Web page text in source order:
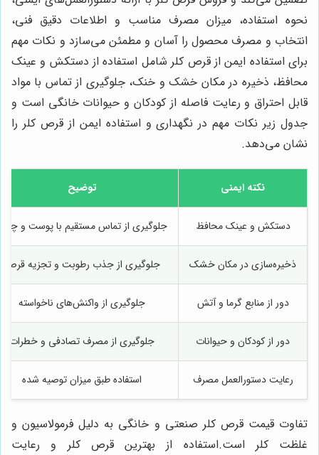
نحوه استفاده، میزان مصرف مناسب و اطلاعات دقیق فنی،
انتخاب و مصرف محصول را آسان و مطمئن می‌سازد و نکات مهم
برای استفاده ایمن از قرص کلر شامل استفاده از دستکش و عینک
محافظ، ذخیره در مکان خشک و خنک، جلوگیری از تماس با مواد
قابل احتراق و رعایت فاصله از کودکان و حیوانات خانگی است و
جدول زیر نکات مهم در نگهداری و استفاده ایمن از قرص کلر را
نشان می‌دهد.
نکته ایمنی توضیح
دستکش و عینک محافظ جلوگیری از تماس مستقیم با پوست و
ذخیره‌سازی در مکان خشک جلوگیری از جذب رطوبت و تجزیه قرص
دور از منابع گرما و آتش جلوگیری از واکنش‌های ناخواسته
دور از کودکان و حیوانات جلوگیری از مصرف تصادفی و خطرات
رعایت دستورالعمل مصرف استفاده طبق میزان توصیه شده
تفاوت قیمت قرص کلر صنعتی و خانگی به دلیل فرمولاسیون و
غلظت کلر است.استفاده از بهترین قرص کلر و رعایت